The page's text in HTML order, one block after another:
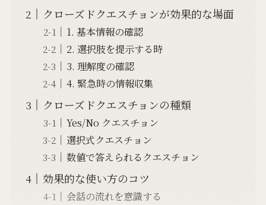
クローズドクエスチョンが効果的な場面
1. 基本情報の確認
2. 選択肢を提示する時
3. 理解度の確認
4. 緊急時の情報収集
クローズドクエスチョンの種類
Yes/No クエスチョン
選択式クエスチョン
数値で答えられるクエスチョン
効果的な使い方のコツ
会話の流れを意識する